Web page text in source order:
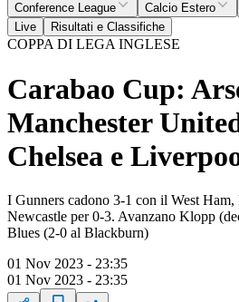
Conference League
Calcio Estero
Live
Risultati e Classifiche
COPPA DI LEGA INGLESE
Carabao Cup:
Manchester
Chelsea e
I Gunners cadono 3-1 con il West
Newcastle per 0-3. Avanzano Klopp
Blues (2-0 al Blackburn)
01 Nov 2023 - 23:35
01 Nov 2023 - 23:35